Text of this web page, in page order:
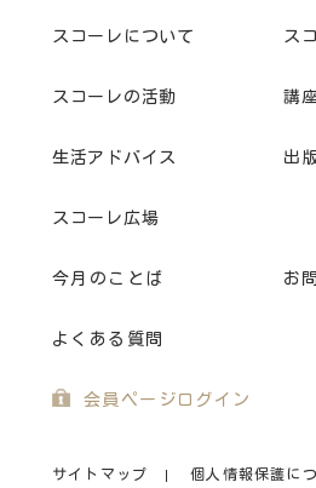
スコーレについて ス
スコーレの活動 講
生活アドバイス 出
スコーレ広場
今月のことば お
よくある質問
会員ページログイン
サイトマップ 個人情報保護に